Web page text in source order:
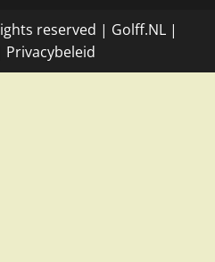
reserved | Golff.NL|
Privacybeleid